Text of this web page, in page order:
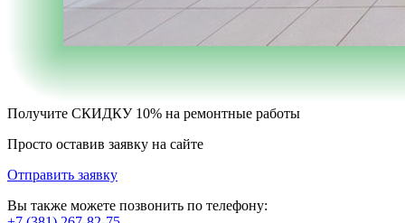
Получите СКИДКУ 10% на ремонтные работы
Просто оставив заявку на сайте
Отправить заявку
Вы также можете позвонить по телефону: